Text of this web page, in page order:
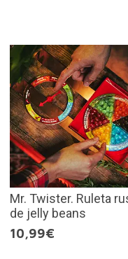
Mr. Twister. Ruleta
de jelly beans
10,99€